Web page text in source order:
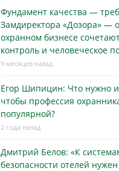
Фундамент качества —
Замдиректора «Дозора» —
охранном бизнесe
контроль и человеческое
9 месяцев назад
Егор Шипицин: Что нужно
чтобы профессия
популярной?
2 года назад
Дмитрий Белов: «К
безопасности отелей